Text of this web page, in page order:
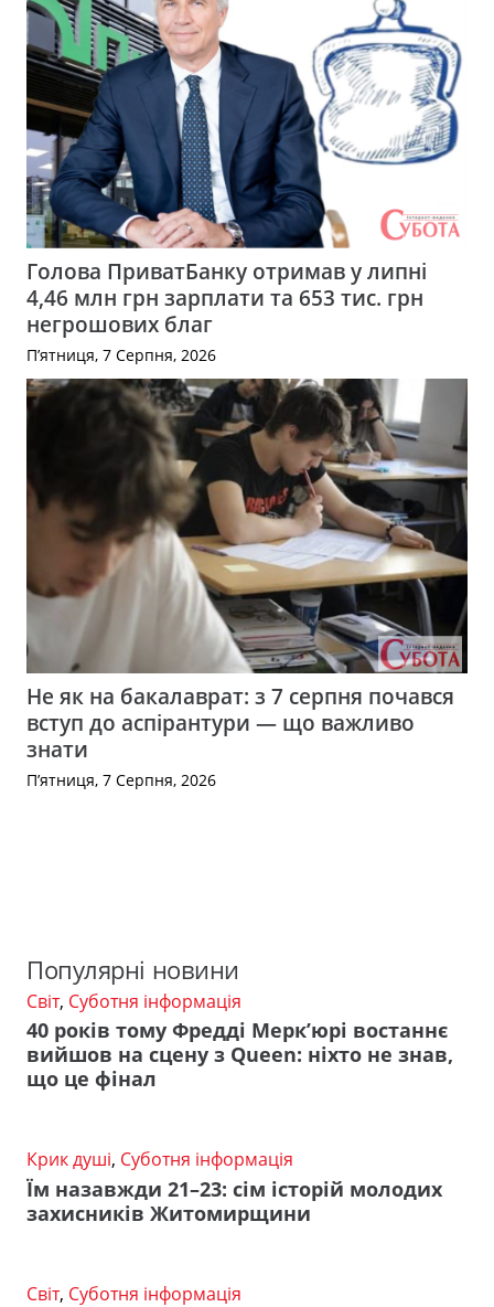
Голова ПриватБанку отримав у липні
4,46 млн грн зарплати та 653 тис. грн
негрошових благ
П’ятниця, 7 Серпня, 2026
Не як на бакалаврат: з 7 серпня почався
вступ до аспірантури — що важливо
знати
П’ятниця, 7 Серпня, 2026
Популярні новини
Світ, Суботня інформація
40 років тому Фредді Мерк’юрі востаннє
вийшов на сцену з Queen: ніхто не знав,
що це фінал
Крик душі, Суботня інформація
Їм назавжди 21–23: сім історій молодих
захисників Житомирщини
Світ, Суботня інформація